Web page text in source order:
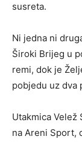
susreta.
Ni jedna ni
Široki Brijeg u
remi, dok je
pobjedu uz dva
Utakmica
na Areni Sport,